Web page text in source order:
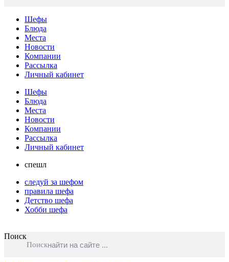
Шефы
Блюда
Места
Новости
Компании
Рассылка
Личный кабинет
Шефы
Блюда
Места
Новости
Компании
Рассылка
Личный кабинет
спешл
следуй за шефом
правила шефа
Детство шефа
Хобби шефа
Поиск
Поиск